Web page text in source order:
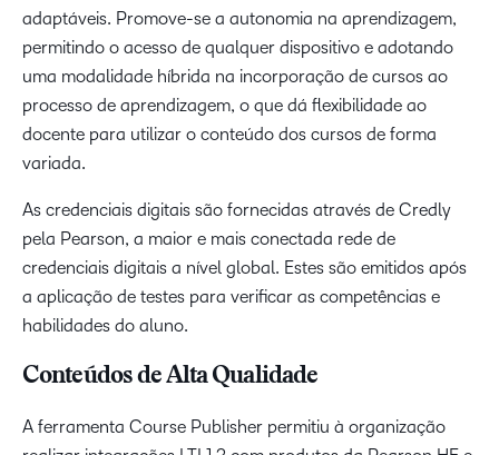
adaptáveis. Promove-se a autonomia na aprendizagem,
permitindo o acesso de qualquer dispositivo e adotando
uma modalidade híbrida na incorporação de cursos ao
processo de aprendizagem, o que dá flexibilidade ao
docente para utilizar o conteúdo dos cursos de forma
variada.
As credenciais digitais são fornecidas através de Credly
pela Pearson, a maior e mais conectada rede de
credenciais digitais a nível global. Estes são emitidos após
a aplicação de testes para verificar as competências e
habilidades do aluno.
Conteúdos de Alta Qualidade
A ferramenta Course Publisher permitiu à organização